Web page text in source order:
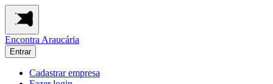
Encontra Araucária
Entrar
Cadastrar empresa